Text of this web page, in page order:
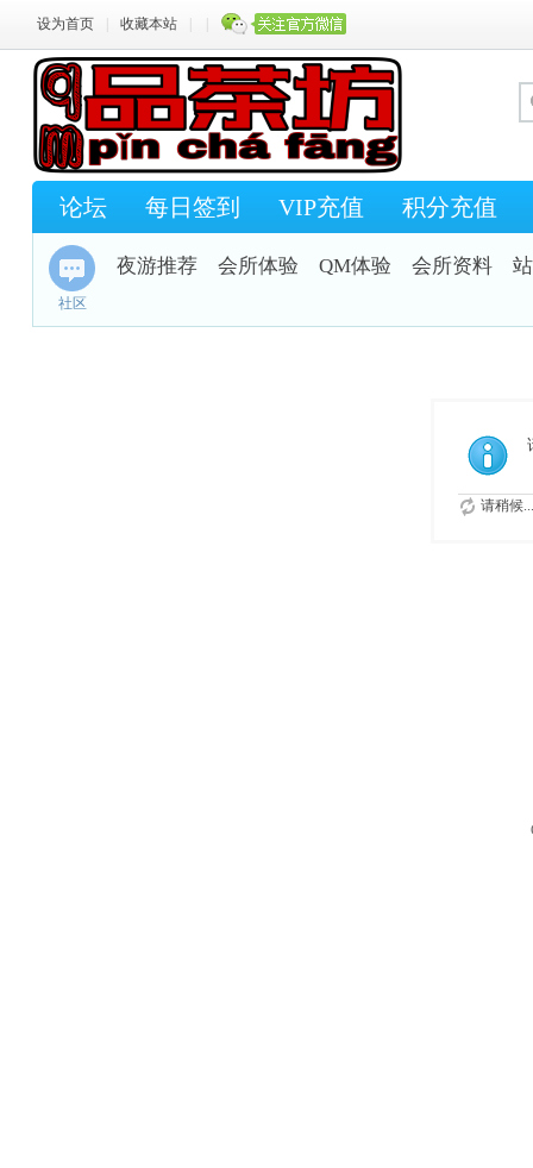
设为首页 收藏本站
论坛 每日签到 VIP充值 积分充值
社区
夜游推荐 会所体验 QM体验 会所资料
请稍候...